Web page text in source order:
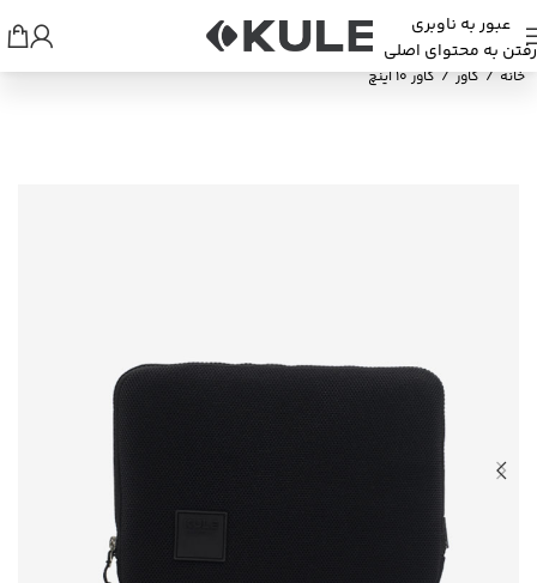
عبور به ناوبری
رفتن به محتوای اصلی
خانه/کاور/کاور 10 اینچ